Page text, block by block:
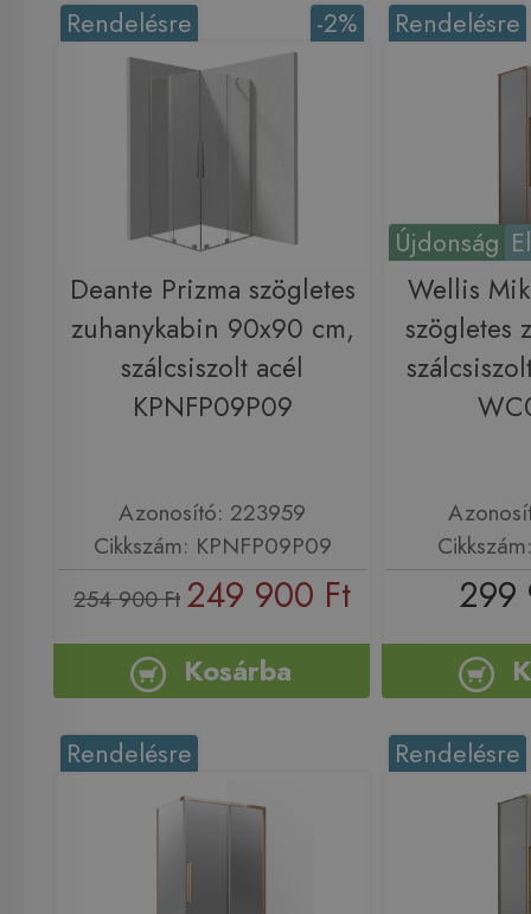
-2%
Rendelésre
Deante Prizma szögletes
zuhanykabin 90x90 cm,
szálcsiszolt acél
KPNFP09P09
Azonosító: 223959
Cikkszám: KPNFP09P09
254 900 Ft 249 900 Ft
Kosárba
Újdonság
Rendelésre
Wellis
szögletes
299
Rendelésre Rendelésre